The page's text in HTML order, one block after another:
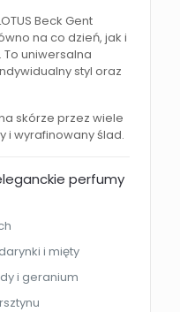
Beck Gent
na co dzień, jak i
uniwersalna
styl oraz
skórze przez wiele
i wyrafinowany ślad.
perfumy
i mięty
i geranium